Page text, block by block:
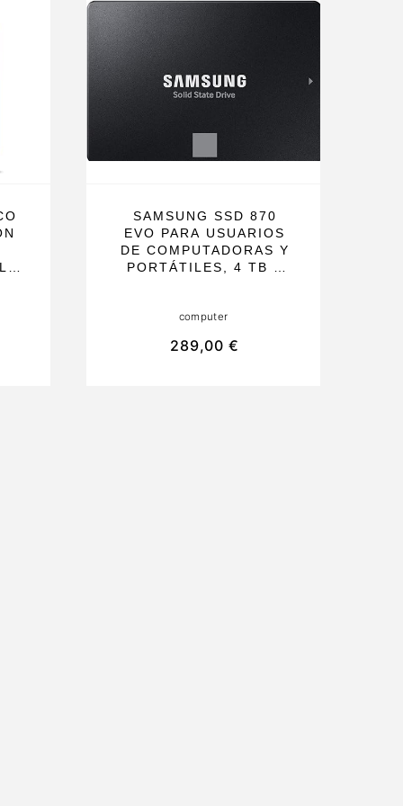
SAMSUNG SSD 870
EVO PARA USUARIOS
DE COMPUTADORAS Y
PORTÁTILES, 4 TB Y
INTELIGENTE Y
SATA 560 MB/S EN
computer
289,00 €